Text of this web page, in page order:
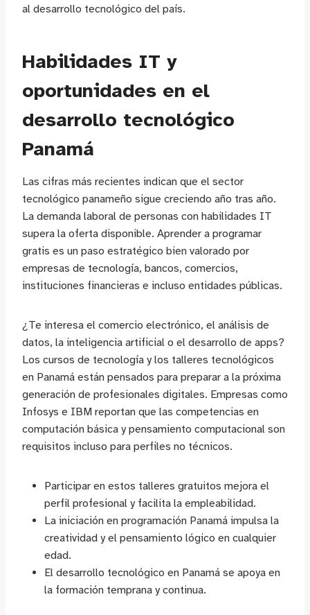
al desarrollo tecnológico del país.
Habilidades IT y
oportunidades en el
desarrollo tecnológico
Panamá
Las cifras más recientes indican que el sector
tecnológico panameño sigue creciendo año tras año.
La demanda laboral de personas con habilidades IT
supera la oferta disponible. Aprender a programar
gratis es un paso estratégico bien valorado por
empresas de tecnología, bancos, comercios,
instituciones financieras e incluso entidades públicas.
¿Te interesa el comercio electrónico, el análisis de
datos, la inteligencia artificial o el desarrollo de apps?
Los cursos de tecnología y los talleres tecnológicos
en Panamá están pensados para preparar a la próxima
generación de profesionales digitales. Empresas como
Infosys e IBM reportan que las competencias en
computación básica y pensamiento computacional son
requisitos incluso para perfiles no técnicos.
Participar en estos talleres gratuitos mejora el
perfil profesional y facilita la empleabilidad.
La iniciación en programación Panamá impulsa la
creatividad y el pensamiento lógico en cualquier
edad.
El desarrollo tecnológico en Panamá se apoya en
la formación temprana y continua.